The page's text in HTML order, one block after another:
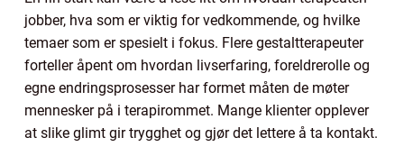
jobber, hva som er viktig for vedkommende, og hvilke
temaer som er spesielt i fokus. Flere gestaltterapeuter
forteller åpent om hvordan livserfaring, foreldrerolle og
egne endringsprosesser har formet måten de møter
mennesker på i terapirommet. Mange klienter opplever
at slike glimt gir trygghet og gjør det lettere å ta kontakt.